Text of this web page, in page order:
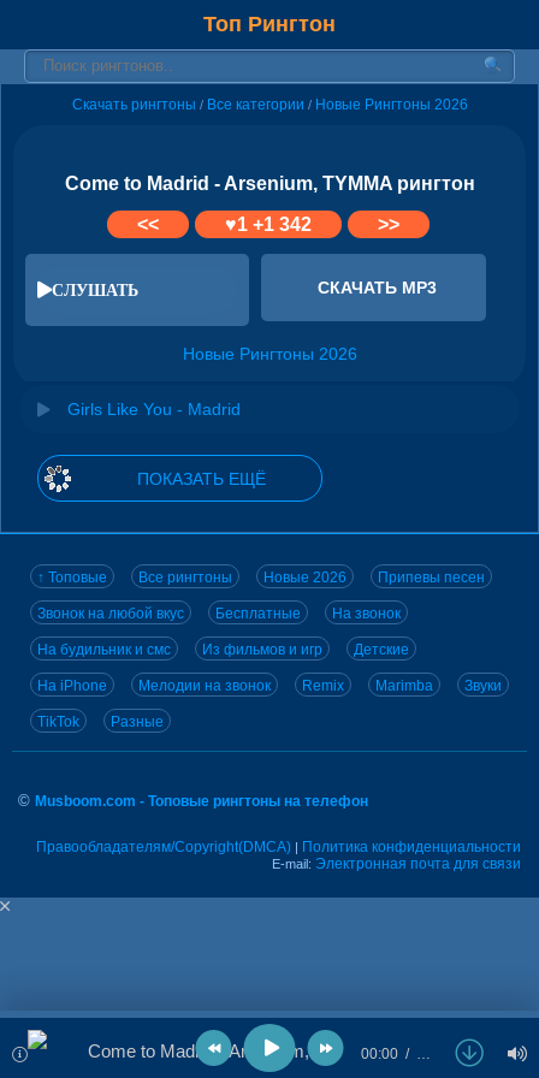
Топ Рингтон
Скачать рингтоны / Все категории / Новые Рингтоны 2026
Come to Madrid - Arsenium, TYMMA рингтон
<<
♥1 +1 342 >>
СЛУШАТЬ СКАЧАТЬ MP3
Новые Рингтоны 2026
Girls Like You - Madrid
ПОКАЗАТЬ ЕЩЁ
↑ Топовые Все рингтоны Новые 2026 Припевы песен
Звонок на любой вкус Бесплатные На звонок
На будильник и смс Из фильмов и игр Детские
На iPhone Мелодии на звонок Remix Marimba Звуки
TikTok Разные
© Musboom.com - Топовые рингтоны на телефон
Правообладателям/Copyright(DMCA) | Политика конфиденциальности
E-mail: Электронная почта для связи
Come to Madrid - Arsenium, TYMMA 00:00 …